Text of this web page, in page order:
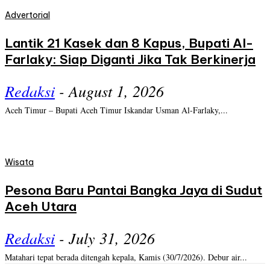
Advertorial
Lantik 21 Kasek dan 8 Kapus, Bupati Al-
Farlaky: Siap Diganti Jika Tak Berkinerja
Redaksi - August 1, 2026
Aceh Timur – Bupati Aceh Timur Iskandar Usman Al-Farlaky,...
Wisata
Pesona Baru Pantai Bangka Jaya di Sudut
Aceh Utara
Redaksi - July 31, 2026
Matahari tepat berada ditengah kepala, Kamis (30/7/2026). Debur air...